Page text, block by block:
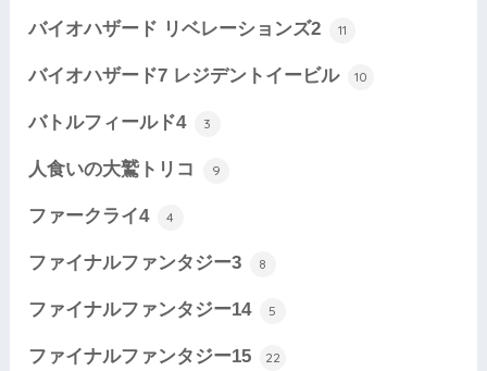
バイオハザード リベレーションズ2 11
バイオハザード7 レジデントイービル 10
バトルフィールド4 3
人食いの大鷲トリコ 9
ファークライ4 4
ファイナルファンタジー3 8
ファイナルファンタジー14 5
ファイナルファンタジー15 22